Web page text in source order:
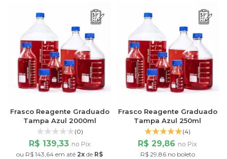
Frasco Reagente Graduado
Tampa Azul 2000ml
(0)
R$ 139,33 no Pix
ou R$ 143,64 em até 2x de R$
Frasco Reagente Graduado
Tampa Azul 250ml
(4)
R$ 29,86 no Pix
R$ 29,86 no boleto